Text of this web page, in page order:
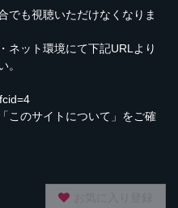
でも視聴いただけなくなりま
ネット環境にて下記URLより
。
このサイトについて」をご確